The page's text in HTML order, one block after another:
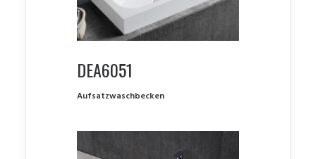
DEA6051
Aufsatzwaschbecken